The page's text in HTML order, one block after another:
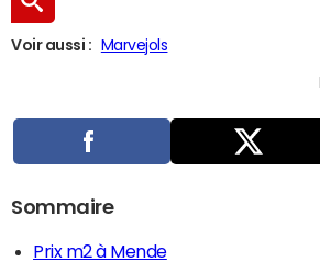
Voir aussi : Marvejols
Sommaire
Prix m2 à Mende